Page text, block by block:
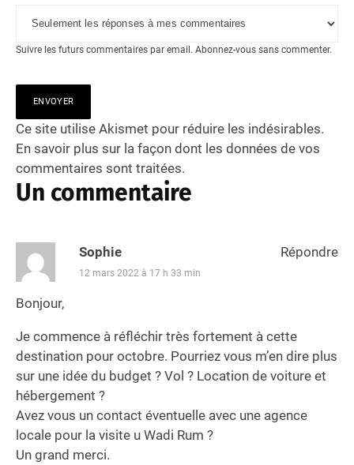
Suivre les futurs commentaires par email. Abonnez-vous sans commenter.
Ce site utilise Akismet pour réduire les indésirables.
En savoir plus sur la façon dont les données de vos
commentaires sont traitées.
Un commentaire
Sophie
12 mars 2022 à 17 h 33 min
Bonjour,
Je commence à réfléchir très fortement à cette
destination pour octobre. Pourriez vous m’en dire plus
sur une idée du budget ? Vol ? Location de voiture et
hébergement ?
Avez vous un contact éventuelle avec une agence
locale pour la visite u Wadi Rum ?
Un grand merci.
Répondre